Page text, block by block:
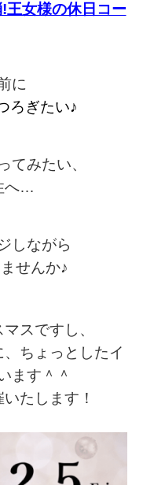
王女様の休日コー
に
ろぎたい♪
てみたい、
へ…
しながら
せんか♪
スですし、
ちょっとしたイ
ます＾＾
たします！